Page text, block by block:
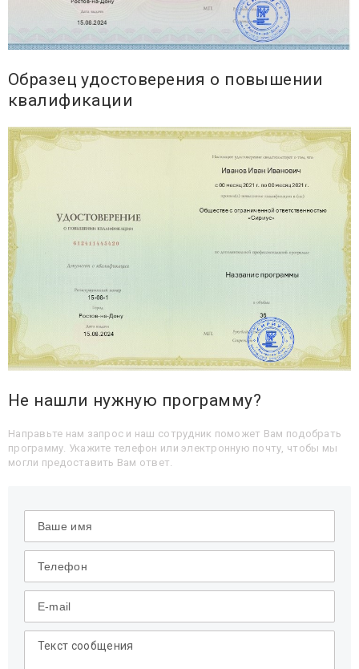
Образец удостоверения о повышении
квалификации
Не нашли нужную программу?
Направьте нам запрос и наш сотрудник поможет Вам подобрать
программу. Укажите телефон или электронную почту, чтобы мы
могли предоставить Вам ответ.